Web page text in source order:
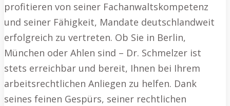
profitieren von seiner Fachanwaltskompetenz
und seiner Fähigkeit, Mandate deutschlandweit
erfolgreich zu vertreten. Ob Sie in Berlin,
München oder Ahlen sind – Dr. Schmelzer ist
stets erreichbar und bereit, Ihnen bei Ihrem
arbeitsrechtlichen Anliegen zu helfen. Dank
seines feinen Gespürs, seiner rechtlichen